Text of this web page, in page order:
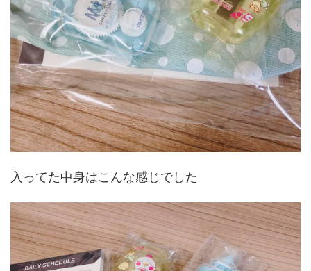
入ってた中身はこんな感じでした